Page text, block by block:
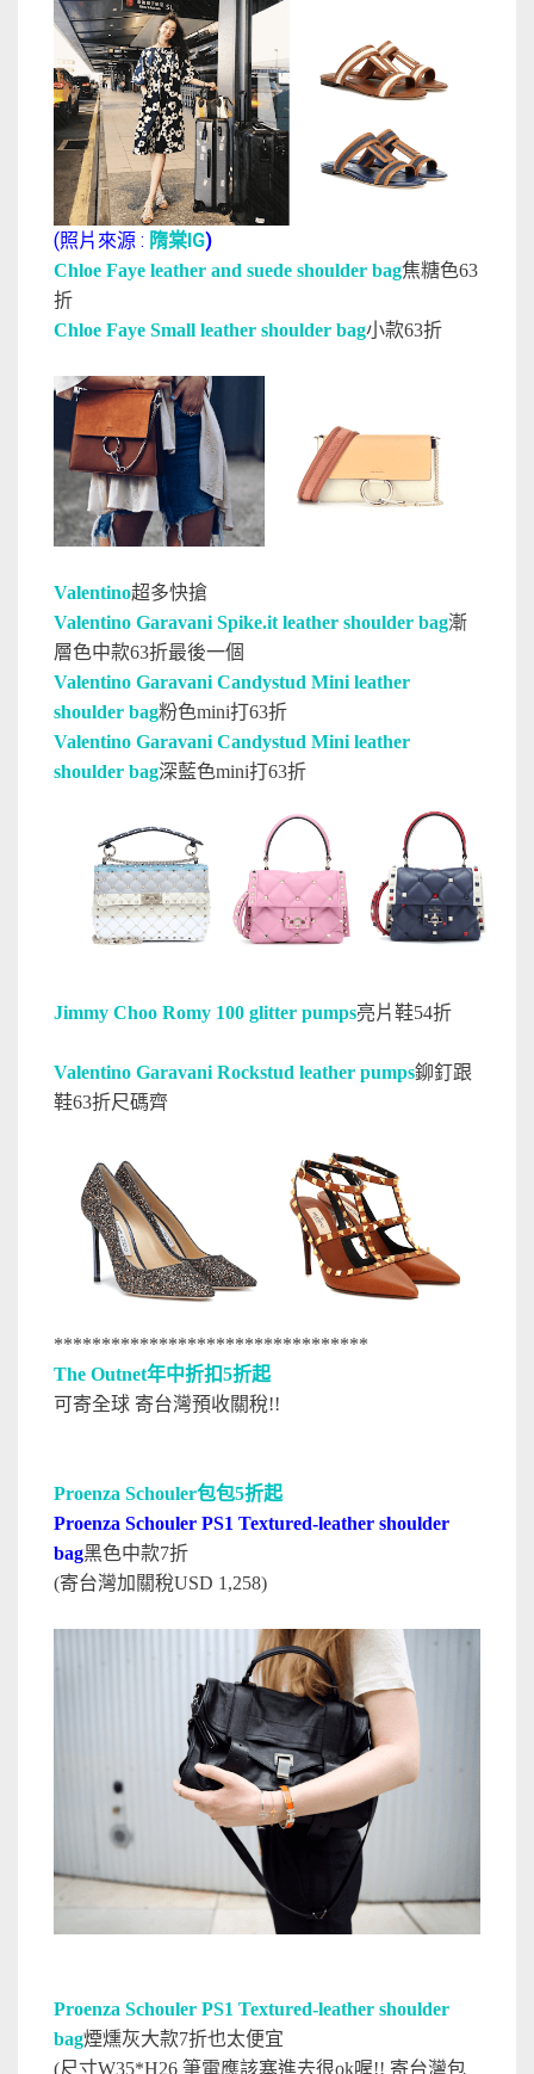
(照片來源 : 隋棠IG)
Chloe Faye leather and suede shoulder bag焦糖色63
折
Chloe Faye Small leather shoulder bag小款63折
Valentino超多快搶
Valentino Garavani Spike.it leather shoulder bag漸
層色中款63折最後一個
Valentino Garavani Candystud Mini leather
shoulder bag粉色mini打63折
Valentino Garavani Candystud Mini leather
shoulder bag深藍色mini打63折
Jimmy Choo Romy 100 glitter pumps亮片鞋54折
Valentino Garavani Rockstud leather pumps鉚釘跟
鞋63折尺碼齊
*********************************
The Outnet年中折扣5折起
可寄全球 寄台灣預收關稅!!
Proenza Schouler包包5折起
Proenza Schouler PS1 Textured-leather shoulder
bag黑色中款7折
(寄台灣加關稅USD 1,258)
Proenza Schouler PS1 Textured-leather shoulder
bag煙燻灰大款7折也太便宜
(尺寸W35*H26 筆電應該塞進去很ok喔!! 寄台灣包